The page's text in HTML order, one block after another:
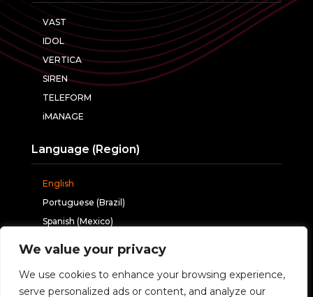
We value your privacy
We use cookies to enhance your browsing experience,
serve personalized ads or content, and analyze our
VAST
IDOL
VERTICA
SIREN
TELEFORM
iMANAGE
Language (Region)
English
Portuguese (Brazil)
Spanish (Mexico)
Follow us